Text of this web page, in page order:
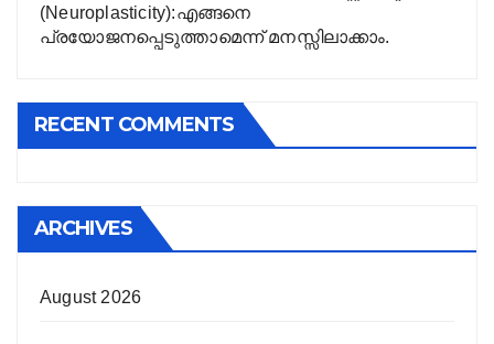
(Neuroplasticity):എങ്ങനെ
പ്രയോജനപ്പെടുത്താമെന്ന് മനസ്സിലാക്കാം.
RECENT COMMENTS
ARCHIVES
August 2026